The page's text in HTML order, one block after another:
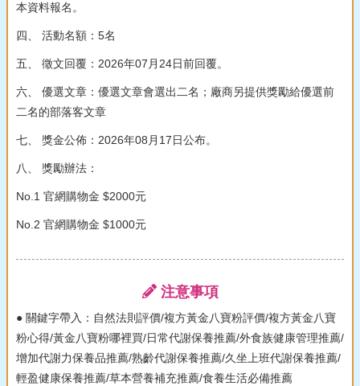
本資料報名。
四、 活動名額：5名
五、 徵文回覆：2026年07月24日前回覆。
六、 優選文章：優選文章會選出二名；廠商另提供獎勵給優選前
二名的部落客文章
七、 獎金公佈：2026年08月17日公布。
八、 獎勵辦法：
No.1 官網購物金 $2000元
No.2 官網購物金 $1000元
注意事項
● 關鍵字帶入：自然法則評價/複方黃金八寶粉評價/複方黃金八寶
粉心得/黃金八寶粉哪裡買/日常代謝保養推薦/外食族健康管理推薦/
增加代謝力保養品推薦/熟齡代謝保養推薦/久坐上班代謝保養推薦/
輕盈健康保養推薦/草本營養補充推薦/食養生活必備推薦